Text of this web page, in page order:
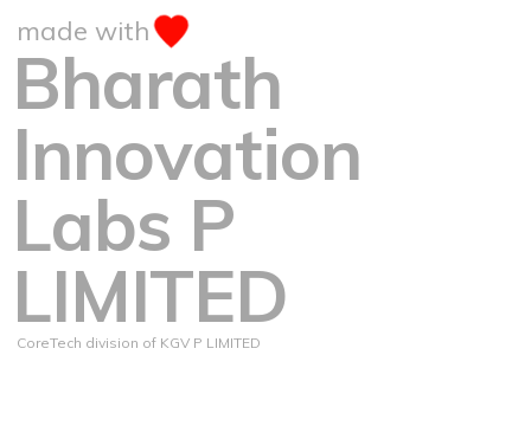
made with
Bharath
Innovation
Labs P
LIMITED
CoreTech division of KGV P LIMITED